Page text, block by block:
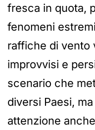
fresca in quota,
fenomeni
raffiche di vento
improvvisi e
scenario che
diversi Paesi,
attenzione